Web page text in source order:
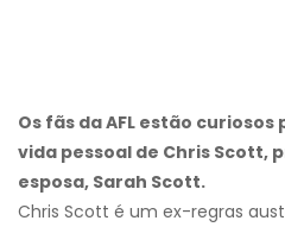
Os fãs da AFL estão
vida pessoal de Chris Scott,
esposa, Sarah Scott.
Chris Scott é um ex-regras